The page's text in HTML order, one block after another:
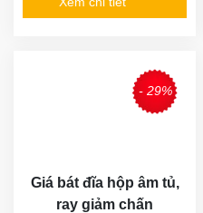
- 29%
Giá bát đĩa hộp âm tủ,
ray giảm chấn